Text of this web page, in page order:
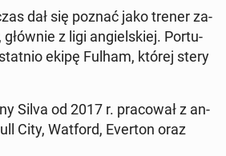
dał się poznać jako trener za­
z ligi an­giel­skiej. Por­tu­
ekipę Fulham, której stery
Silva od 2017 r. pra­co­wał z an­
City, Watford, Everton oraz